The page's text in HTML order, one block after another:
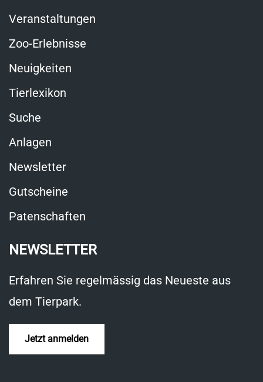
Veranstaltungen
Zoo-Erlebnisse
Neuigkeiten
Tierlexikon
Suche
Anlagen
Newsletter
Gutscheine
Patenschaften
NEWSLETTER
Erfahren Sie regelmässig das Neueste aus
dem Tierpark.
Jetzt anmelden